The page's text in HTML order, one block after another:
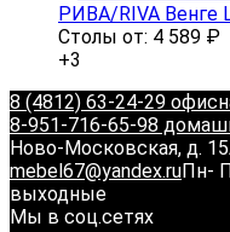
РИВА/RIVA Венге
Столы от: 4 589 ₽
+3
8 (4812) 63-24-29
8-951-716-65-98
Ново-Московская, д.
mebel67@yandex.ruПн-
выходные
Мы в соц.сетях